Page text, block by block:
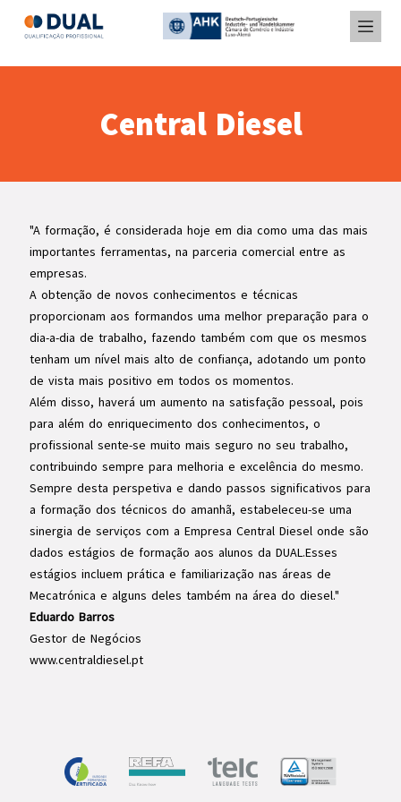
Central Diesel
"A formação, é considerada hoje em dia como uma das mais
importantes ferramentas, na parceria comercial entre as
empresas.
A obtenção de novos conhecimentos e técnicas
proporcionam aos formandos uma melhor preparação para o
dia-a-dia de trabalho, fazendo também com que os mesmos
tenham um nível mais alto de confiança, adotando um ponto
de vista mais positivo em todos os momentos.
Além disso, haverá um aumento na satisfação pessoal, pois
para além do enriquecimento dos conhecimentos, o
profissional sente-se muito mais seguro no seu trabalho,
contribuindo sempre para melhoria e excelência do mesmo.
Sempre desta perspetiva e dando passos significativos para
a formação dos técnicos do amanhã, estabeleceu-se uma
sinergia de serviços com a Empresa Central Diesel onde são
dados estágios de formação aos alunos da DUAL.Esses
estágios incluem prática e familiarização nas áreas de
Mecatrónica e alguns deles também na área do diesel."
Eduardo Barros
Gestor de Negócios
www.centraldiesel.pt